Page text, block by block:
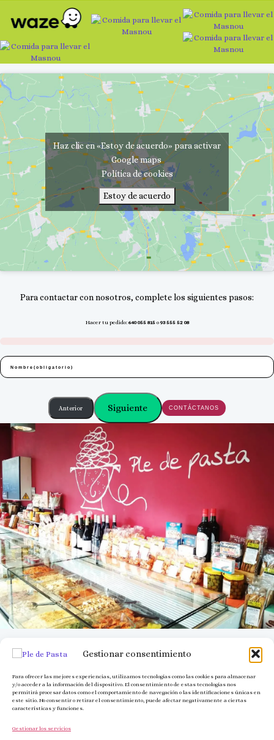
Gestionar consentimiento
Para ofrecer las mejores experiencias, utilizamos tecnologías como las cookies para almacenar
y/o acceder a la información del dispositivo. El consentimiento de estas tecnologías nos
permitirá procesar datos como el comportamiento de navegación o las identificaciones únicas en
este sitio. No consentir o retirar el consentimiento, puede afectar negativamente a ciertas
características y funciones.
Gestionar los servicios
Haz clic en «Estoy de acuerdo» para activar
Google maps
Política de cookies
Estoy de acuerdo
Para contactar con nosotros, complete los siguientes pasos:
Hacer tu pedido: 640 055 815 o 93 555 52 08
Nombre (obligatorio)
Anterior Siguiente CONTÁCTANOS